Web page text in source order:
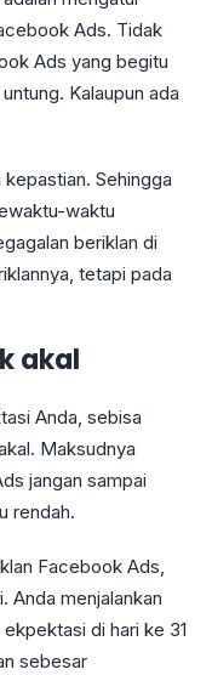
Ads. Tidak
Ads yang begitu
Kalaupun ada
Sehingga
waktu
beriklan di
tetapi pada
akal
Anda, sebisa
Maksudnya
jangan sampai
rendah.
Facebook Ads,
Anda menjalankan
di hari ke 31
sebesar